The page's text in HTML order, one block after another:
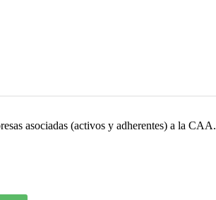
asociadas (activos y adherentes) a la CAA.